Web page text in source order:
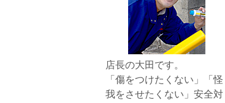
店長の大田です。
「傷をつけたくない」「怪
我をさせたくない」安全対